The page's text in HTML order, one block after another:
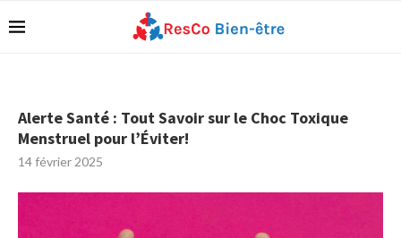
Alerte Santé : Tout Savoir sur le Choc Toxique
Menstruel pour l’Éviter!
14 février 2025